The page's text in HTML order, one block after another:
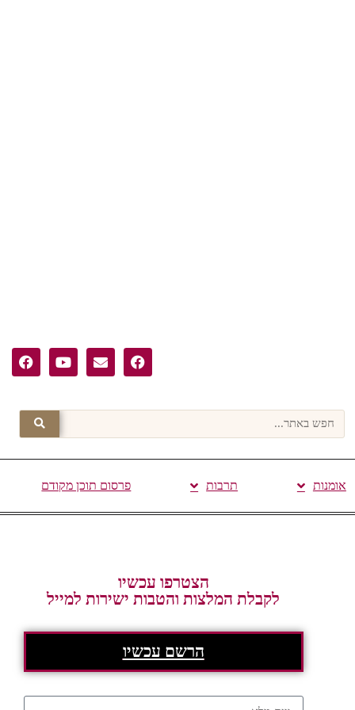
אומנות תרבות פרסום תוכן מקודם
הצטרפו עכשיו
לקבלת המלצות והטבות ישירות למייל
הרשם עכשיו